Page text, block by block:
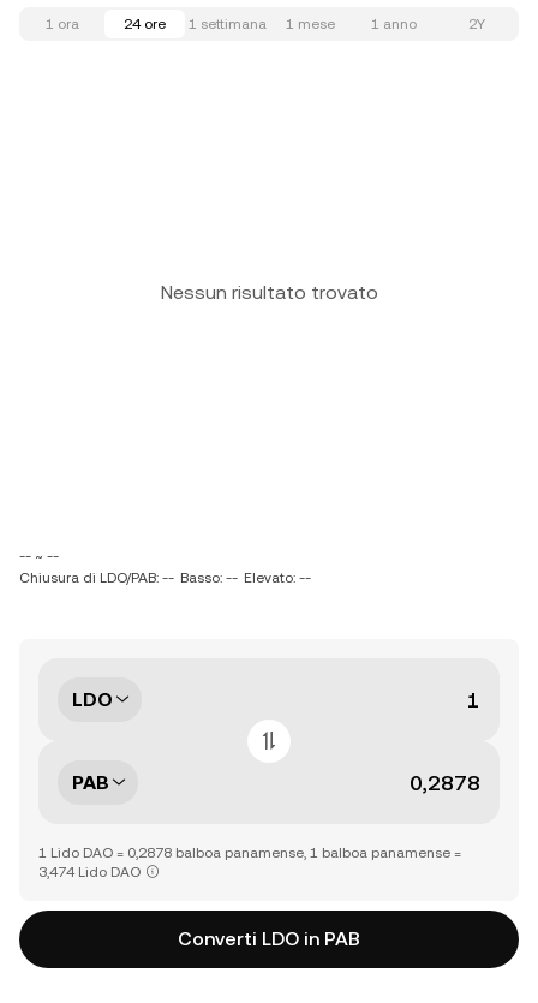
1 ora 24 ore 1 settimana 1 mese 1 anno 2Y
Nessun risultato trovato
-- ~ --
Chiusura di LDO/PAB: -- Basso: -- Elevato: --
LDO
PAB
1 Lido DAO = 0,2878 balboa panamense, 1 balboa panamense =
3,474 Lido DAO
Converti LDO in PAB